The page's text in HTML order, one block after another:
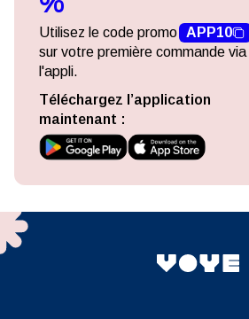
Utilisez le code promo APP10
sur votre première commande via
l'appli.
Téléchargez l’application
maintenant :